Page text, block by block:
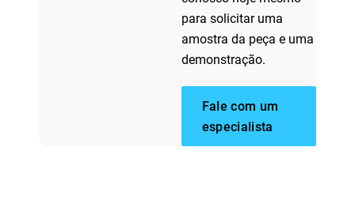
para solicitar uma
amostra da peça e uma
demonstração.
Fale com um
especialista